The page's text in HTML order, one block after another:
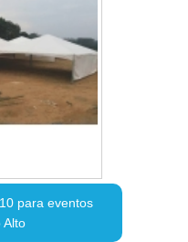
para eventos
Alto